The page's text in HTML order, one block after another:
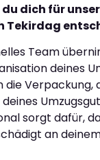
dich für
Tekirdag
Team
deines
die Verpackung,
sorgt dafür,
an